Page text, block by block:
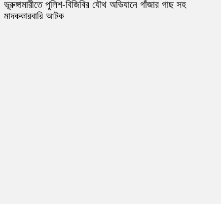
ভূরুঙ্গামারীতে পুলিশ-বিজিবির যৌথ অভিযানে গাঁজার গাছ সহ
মাদককারবারি আটক